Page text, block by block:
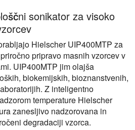
sonikator za visoko
Hielscher UIP400MTP za
pripravo masnih vzorcev v
UIP400MTP jim olajša
biokemijskih, bioznanstvenih,
Z inteligentno
temperature Hielscher
zanesljivo nadzorovana in
degradaciji vzorca.